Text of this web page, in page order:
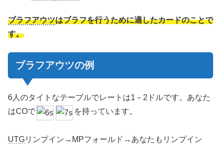
ブラフアウツはブラフを行うために適したカードのことで
す。
ブラフアウツの例
6人のタイトなテーブルでレートは1－2ドルです。あなた
はCOで
を持っています。
UTGリンプイン→MPフォールド→あなたもリンプイン